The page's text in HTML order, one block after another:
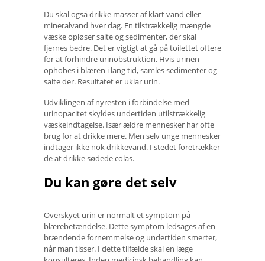
Du skal også drikke masser af klart vand eller
mineralvand hver dag. En tilstrækkelig mængde
væske opløser salte og sedimenter, der skal
fjernes bedre. Det er vigtigt at gå på toilettet oftere
for at forhindre urinobstruktion. Hvis urinen
ophobes i blæren i lang tid, samles sedimenter og
salte der. Resultatet er uklar urin.
Udviklingen af ​​nyresten i forbindelse med
urinopacitet skyldes undertiden utilstrækkelig
væskeindtagelse. Især ældre mennesker har ofte
brug for at drikke mere. Men selv unge mennesker
indtager ikke nok drikkevand. I stedet foretrækker
de at drikke sødede colas.
Du kan gøre det selv
Overskyet urin er normalt et symptom på
blærebetændelse. Dette symptom ledsages af en
brændende fornemmelse og undertiden smerter,
når man tisser. I dette tilfælde skal en læge